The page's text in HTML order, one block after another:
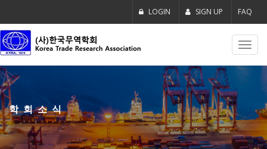
LOGIN SIGN UP FAQ
학회소식